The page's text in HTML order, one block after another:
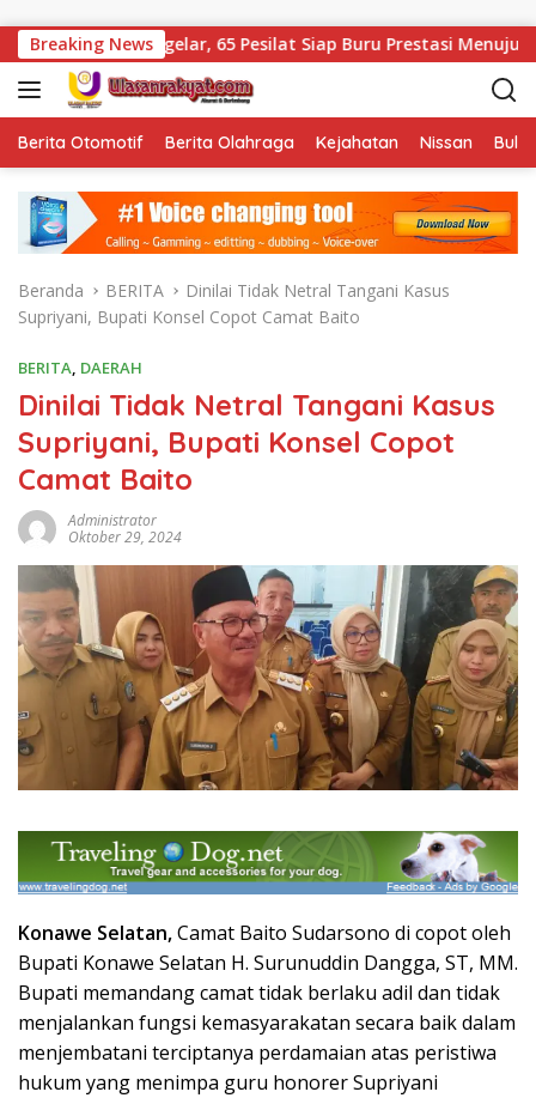
Breaking News
II Digelar, 65 Pesilat Siap Buru Prestasi Menuju Porprov 2027
Berita Otomotif Berita Olahraga Kejahatan Nissan
Beranda BERITA
Dinilai Tidak Netral Tangani Kasus
Supriyani, Bupati Konsel Copot Camat Baito
BERITA, DAERAH
Dinilai Tidak Netral Tangani Kasus
Supriyani, Bupati Konsel Copot
Camat Baito
Administrator
Oktober 29, 2024
Konawe Selatan,Camat Baito Sudarsono di copot oleh
Bupati Konawe Selatan H. Surunuddin Dangga, ST, MM.
Bupati memandang camat tidak berlaku adil dan tidak
menjalankan fungsi kemasyarakatan secara baik dalam
menjembatani terciptanya perdamaian atas peristiwa
hukum yang menimpa guru honorer Supriyani